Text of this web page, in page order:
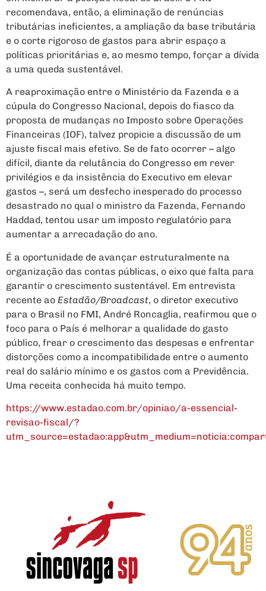
recomendava, então, a eliminação de renúncias
tributárias ineficientes, a ampliação da base tributária
e o corte rigoroso de gastos para abrir espaço a
políticas prioritárias e, ao mesmo tempo, forçar a dívida
a uma queda sustentável.
A reaproximação entre o Ministério da Fazenda e a
cúpula do Congresso Nacional, depois do fiasco da
proposta de mudanças no Imposto sobre Operações
Financeiras (IOF), talvez propicie a discussão de um
ajuste fiscal mais efetivo. Se de fato ocorrer – algo
difícil, diante da relutância do Congresso em rever
privilégios e da insistência do Executivo em elevar
gastos –, será um desfecho inesperado do processo
desastrado no qual o ministro da Fazenda, Fernando
Haddad, tentou usar um imposto regulatório para
aumentar a arrecadação do ano.
É a oportunidade de avançar estruturalmente na
organização das contas públicas, o eixo que falta para
garantir o crescimento sustentável. Em entrevista
recente ao Estadão/Broadcast, o diretor executivo
para o Brasil no FMI, André Roncaglia, reafirmou que o
foco para o País é melhorar a qualidade do gasto
público, frear o crescimento das despesas e enfrentar
distorções como a incompatibilidade entre o aumento
real do salário mínimo e os gastos com a Previdência.
Uma receita conhecida há muito tempo.
https://www.estadao.com.br/opiniao/a-essencial-
revisao-fiscal/?